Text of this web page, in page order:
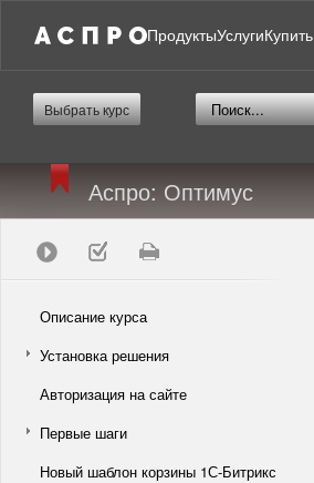
ПродуктыУслугиКупить
Выбрать курс
Аспро: Оптимус
Описание курса
Установка решения
Авторизация на сайте
Первые шаги
Новый шаблон корзины 1С-Битрикс